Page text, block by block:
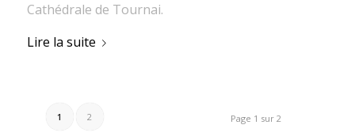
Cathédrale de Tournai.
Lire la suite
Page 1 sur 2
1 2